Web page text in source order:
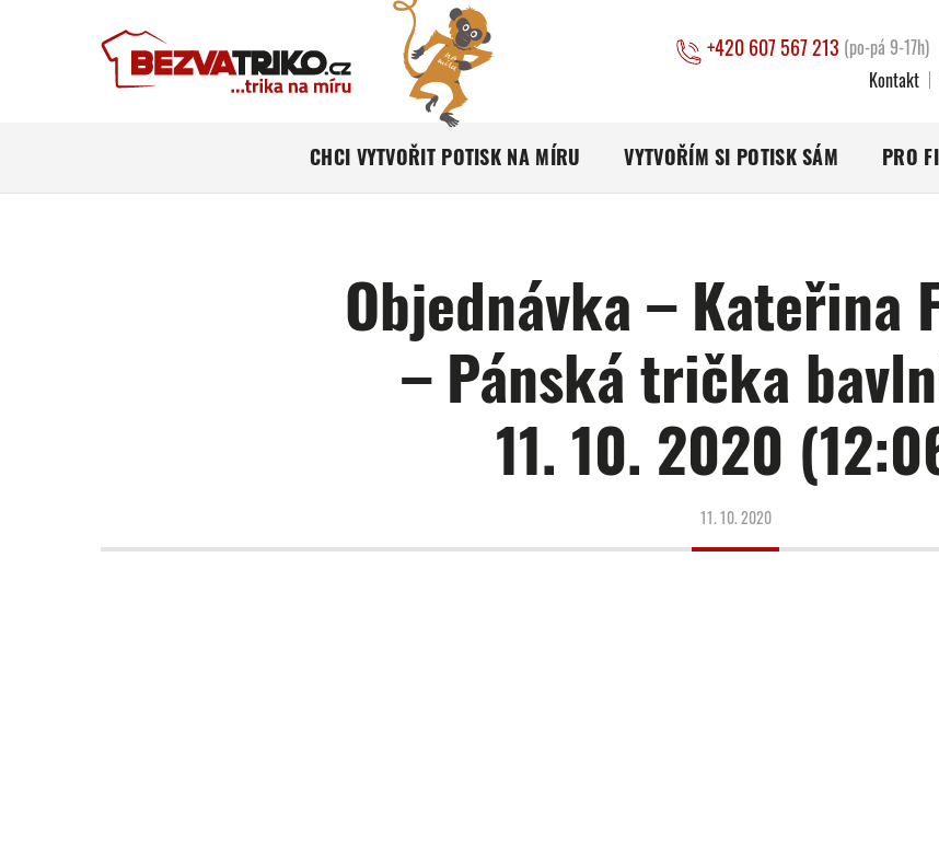
+420 607 567 213 (po-pá 9-17h)
Kontakt
CHCI VYTVOŘIT POTISK NA MÍRU VYTVOŘÍM SI POTISK SÁM PRO
Objednávka – Kateřina
– Pánská trička
11. 10. 2020
11. 10. 2020